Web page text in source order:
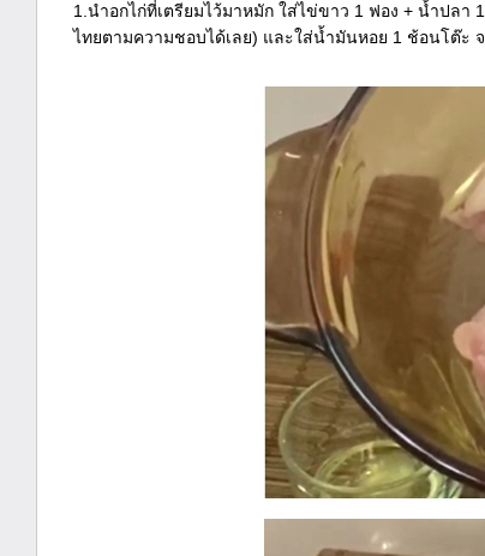
1.นำอกไก่ที่เตรียมไว้มาหมัก ใส่ไข่ขาว 1 ฟอง + น้ำปล
ไทยตามความชอบได้เลย) และใส่น้ำมันหอย 1 ช้อนโต๊ะ